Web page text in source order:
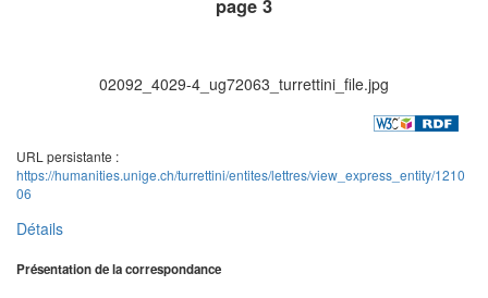
page 3
02092_4029-4_ug72063_turrettini_file.jpg
URL persistante :
https://humanities.unige.ch/turrettini/entites/lettres/view_express_entity/1210
06
Détails
Présentation de la correspondance